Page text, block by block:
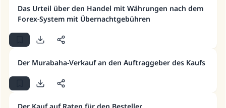
Das Urteil über den Handel mit Währungen nach dem
Forex-System mit Übernachtgebühren
Der Murabaha-Verkauf an den Auftraggeber des Kaufs